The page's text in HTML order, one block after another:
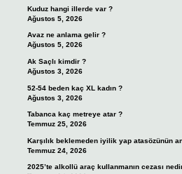
Kuduz hangi illerde var ?
Ağustos 5, 2026
Avaz ne anlama gelir ?
Ağustos 5, 2026
Ak Saçlı kimdir ?
Ağustos 3, 2026
52-54 beden kaç XL kadın ?
Ağustos 3, 2026
Tabanca kaç metreye atar ?
Temmuz 25, 2026
Karşılık beklemeden iyilik yap atasözünün
Temmuz 24, 2026
2025’te alkollü araç kullanmanın cezası